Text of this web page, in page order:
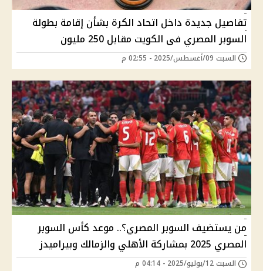
تفاصيل جديدة داخل اتحاد الكرة بشأن إقامة بطولة
السوبر المصري فى الكويت مقابل 250 مليون
السبت 09/أغسطس/2025 - 02:55 م
من يستضيف السوبر المصري؟.. موعد كأس السوبر
المصري 2025 بمشاركة الأهلي والزمالك وبيراميدز
السبت 12/يوليو/2025 - 04:14 م